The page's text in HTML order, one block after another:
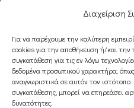
Διαχείριση
Για να παρέχουμε την καλύτερη
cookies για την αποθήκευση ή/και
συγκατάθεση για τις εν λόγω
δεδομένα προσωπικού χαρακτήρα,
αναγνωριστικά σε αυτόν τον
συγκατάθεσης, μπορεί να επηρεάσει
δυνατότητες.
©Portal Επιμελητηρίου